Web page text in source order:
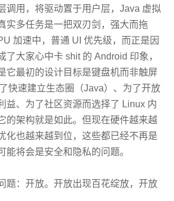
调用，将驱动置于用户层，Java 虚拟
实多任务是一把双刃剑，强大而拖
加速中，普通 UI 优先级，而正是因
了大家心中卡 shit 的 Android 印象，
它最初的设计目标是键盘机而非触屏
快速建立生态圈（Java）、为了开放
益、为了社区资源而选择了 Linux 内
的架构就是如此。但现在硬件越来越
化也越来越到位，这些都已经不再是
能将会是安全和隐私的问题。
题：开放。开放出现百花绽放，开放